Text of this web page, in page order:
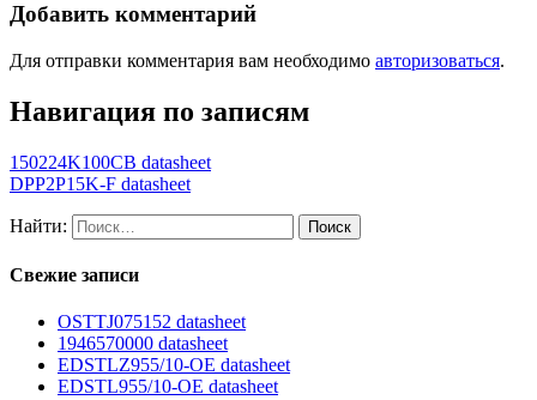
Добавить комментарий
Для отправки комментария вам необходимо авторизоваться.
Навигация по записям
150224K100CB datasheet
DPP2P15K-F datasheet
Найти:
Свежие записи
OSTTJ075152 datasheet
1946570000 datasheet
EDSTLZ955/10-OE datasheet
EDSTL955/10-OE datasheet